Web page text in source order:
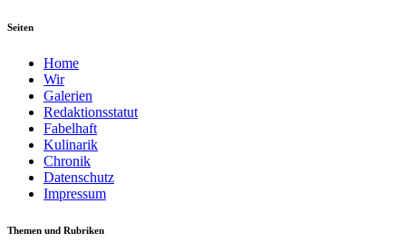
Seiten
Home
Wir
Galerien
Redaktionsstatut
Fabelhaft
Kulinarik
Chronik
Datenschutz
Impressum
Themen und Rubriken